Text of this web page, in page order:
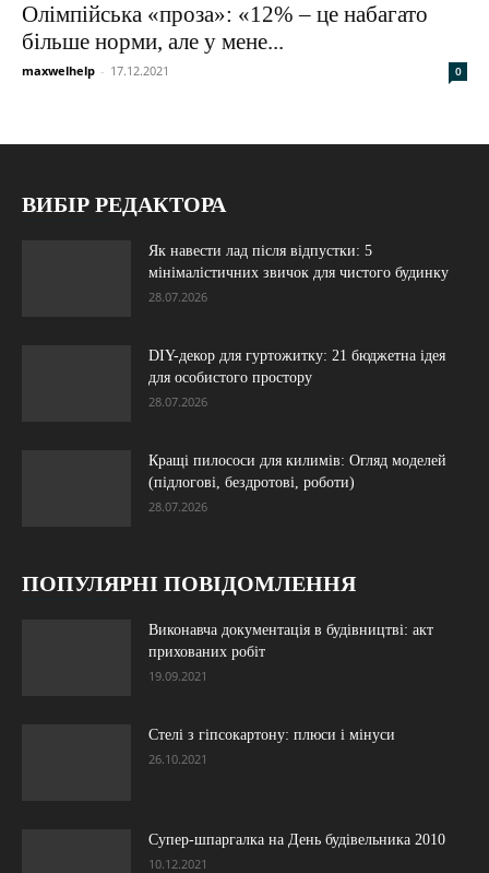
Олімпійська «проза»: «12% – це набагато
більше норми, але у мене...
maxwelhelp - 17.12.2021 0
ВИБІР РЕДАКТОРА
Як навести лад після відпустки: 5
мінімалістичних звичок для чистого будинку
28.07.2026
DIY-декор для гуртожитку: 21 бюджетна ідея
для особистого простору
28.07.2026
Кращі пилососи для килимів: Огляд моделей
(підлогові, бездротові, роботи)
28.07.2026
ПОПУЛЯРНІ ПОВІДОМЛЕННЯ
Виконавча документація в будівництві: акт
прихованих робіт
19.09.2021
Стелі з гіпсокартону: плюси і мінуси
26.10.2021
Супер-шпаргалка на День будівельника 2010
10.12.2021